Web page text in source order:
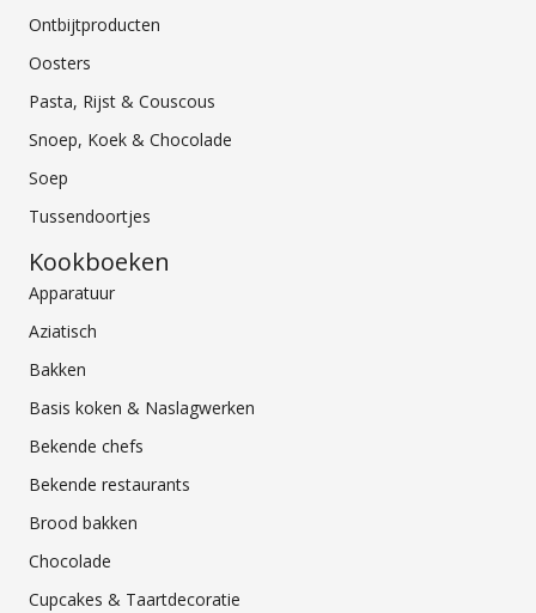
Ontbijtproducten
Oosters
Pasta, Rijst & Couscous
Snoep, Koek & Chocolade
Soep
Tussendoortjes
Kookboeken
Apparatuur
Aziatisch
Bakken
Basis koken & Naslagwerken
Bekende chefs
Bekende restaurants
Brood bakken
Chocolade
Cupcakes & Taartdecoratie